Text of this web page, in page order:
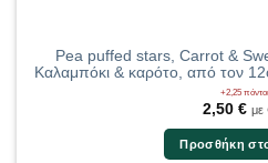
Pea puffed stars, Carrot &
Καλαμπόκι & καρότο, από τον
+2,25 πόντοι
2,50 €
Προσθήκη